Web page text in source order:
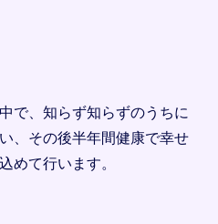
で、知らず知らずのうちに
、その後半年間健康で幸せ
めて行います。